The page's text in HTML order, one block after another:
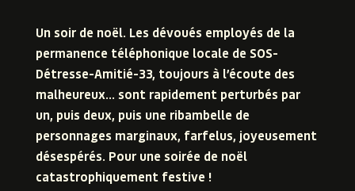
Un soir de noël. Les dévoués employés de la
permanence téléphonique locale de SOS-
Détresse-Amitié-33, toujours à l’écoute des
malheureux… sont rapidement perturbés par
un, puis deux, puis une ribambelle de
personnages marginaux, farfelus, joyeusement
désespérés. Pour une soirée de noël
catastrophiquement festive !